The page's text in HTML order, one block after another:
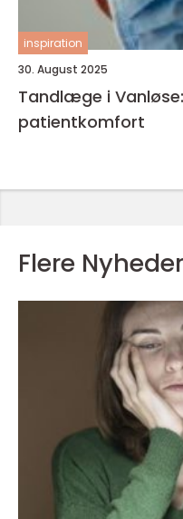
inspiration
30. August 2025
Tandlæge i
patientkomfort
Flere Nyheder